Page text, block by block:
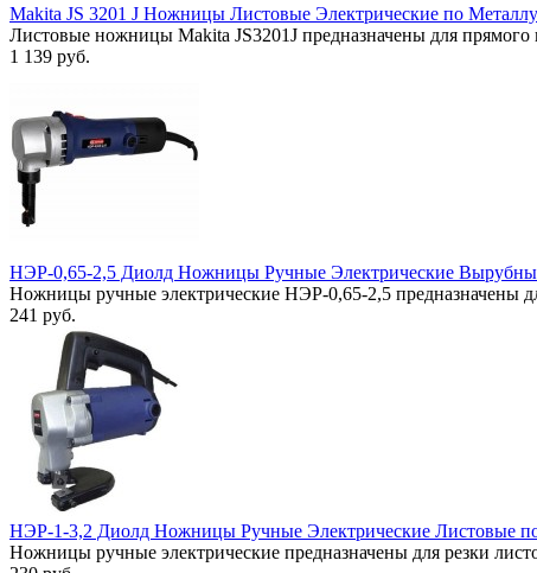
Makita JS 3201 J Ножницы Листовые Электрические по
Листовые ножницы Makita JS3201J предназначены для
1 139 руб.
НЭР-0,65-2,5 Диолд Ножницы Ручные Электрические
Ножницы ручные электрические НЭР-0,65-2,5 предназначены
241 руб.
НЭР-1-3,2 Диолд Ножницы Ручные Электрические Листовые
Ножницы ручные электрические предназначены для резки